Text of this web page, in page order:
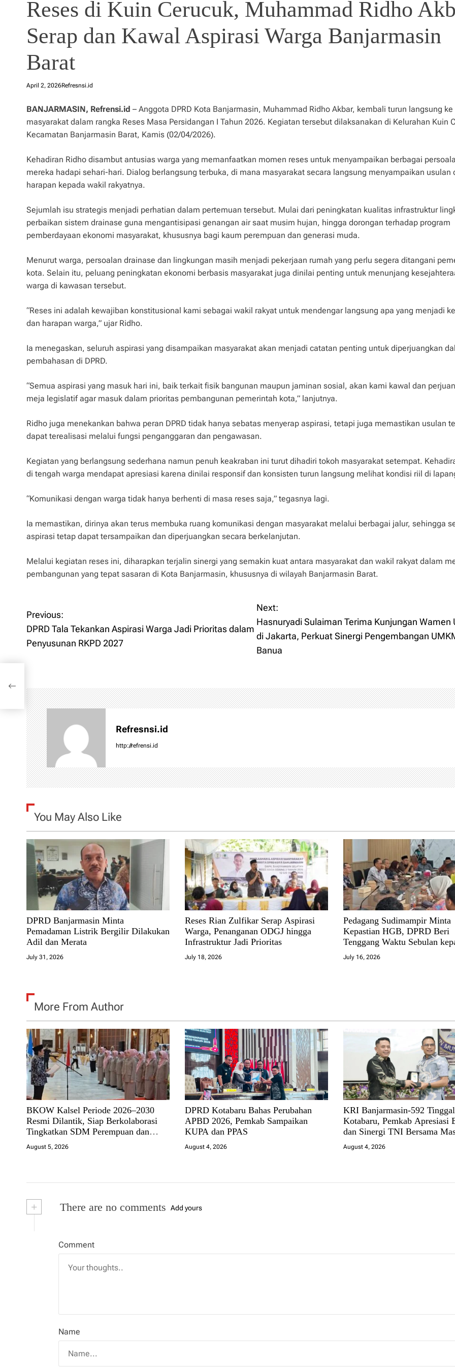
Reses di Kuin Cerucuk, Muhammad Ridho
Serap dan Kawal Aspirasi Warga Banjarmasin
Barat
April 2, 2026Refresnsi.id
BANJARMASIN, Refrensi.id – Anggota DPRD Kota Banjarmasin, Muhammad Ridho Akbar, kembali turun langsung
masyarakat dalam rangka Reses Masa Persidangan I Tahun 2026. Kegiatan tersebut dilaksanakan di Kelurahan Kuin
Kecamatan Banjarmasin Barat, Kamis (02/04/2026).
Kehadiran Ridho disambut antusias warga yang memanfaatkan momen reses untuk menyampaikan berbagai
mereka hadapi sehari-hari. Dialog berlangsung terbuka, di mana masyarakat secara langsung menyampaikan usulan
harapan kepada wakil rakyatnya.
Sejumlah isu strategis menjadi perhatian dalam pertemuan tersebut. Mulai dari peningkatan kualitas infrastruktur
perbaikan sistem drainase guna mengantisipasi genangan air saat musim hujan, hingga dorongan terhadap program
pemberdayaan ekonomi masyarakat, khususnya bagi kaum perempuan dan generasi muda.
Menurut warga, persoalan drainase dan lingkungan masih menjadi pekerjaan rumah yang perlu segera ditangani
kota. Selain itu, peluang peningkatan ekonomi berbasis masyarakat juga dinilai penting untuk menunjang
warga di kawasan tersebut.
“Reses ini adalah kewajiban konstitusional kami sebagai wakil rakyat untuk mendengar langsung apa yang menjadi
dan harapan warga,” ujar Ridho.
Ia menegaskan, seluruh aspirasi yang disampaikan masyarakat akan menjadi catatan penting untuk diperjuangkan
pembahasan di DPRD.
“Semua aspirasi yang masuk hari ini, baik terkait fisik bangunan maupun jaminan sosial, akan kami kawal dan
meja legislatif agar masuk dalam prioritas pembangunan pemerintah kota,” lanjutnya.
Ridho juga menekankan bahwa peran DPRD tidak hanya sebatas menyerap aspirasi, tetapi juga memastikan usulan
dapat terealisasi melalui fungsi penganggaran dan pengawasan.
Kegiatan yang berlangsung sederhana namun penuh keakraban ini turut dihadiri tokoh masyarakat setempat.
di tengah warga mendapat apresiasi karena dinilai responsif dan konsisten turun langsung melihat kondisi riil di
“Komunikasi dengan warga tidak hanya berhenti di masa reses saja,” tegasnya lagi.
Ia memastikan, dirinya akan terus membuka ruang komunikasi dengan masyarakat melalui berbagai jalur, sehingga
aspirasi tetap dapat tersampaikan dan diperjuangkan secara berkelanjutan.
Melalui kegiatan reses ini, diharapkan terjalin sinergi yang semakin kuat antara masyarakat dan wakil rakyat dalam
pembangunan yang tepat sasaran di Kota Banjarmasin, khususnya di wilayah Banjarmasin Barat.
P
o
n
a
v
i
g
a
t
o
n
Previous:
DPRD Tala Tekankan Aspirasi Warga Jadi Prioritas dalam
Penyusunan RKPD 2027
Next:
Hasnuryadi Sulaiman Terima Kunjungan Wamen
di Jakarta, Perkuat Sinergi Pengembangan
Banua
Refresnsi.id
http://refrensi.id
You May Also Like
DPRD Banjarmasin Minta
Pemadaman Listrik Bergilir Dilakukan
Adil dan Merata
July 31, 2026
Reses Rian Zulfikar Serap Aspirasi
Warga, Penanganan ODGJ hingga
Infrastruktur Jadi Prioritas
July 18, 2026
Pedagang Sudimampir Minta
Kepastian HGB, DPRD Beri
Tenggang Waktu Sebulan
Pemko
July 16, 2026
More From Author
BKOW Kalsel Periode 2026–2030
Resmi Dilantik, Siap Berkolaborasi
Tingkatkan SDM Perempuan dan
Dukung Pembangunan Banua
August 5, 2026
DPRD Kotabaru Bahas Perubahan
APBD 2026, Pemkab Sampaikan
KUPA dan PPAS
August 4, 2026
KRI Banjarmasin-592
Kotabaru, Pemkab Apresiasi
dan Sinergi TNI Bersama
August 4, 2026
+ There are no comments Add yours
Comment
Name